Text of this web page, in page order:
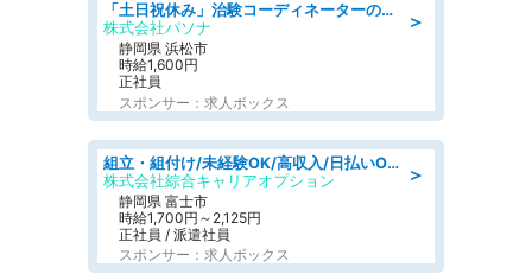
＞
「土日祝休み」治験コーディネーターのお仕事/未経験OK
株式会社パソナ
静岡県 浜松市
時給1,600円
正社員
スポンサー：求人ボックス
＞
組立・組付け/未経験OK/高収入/日払いOK/交替制/20・30・40代活躍中
株式会社綜合キャリアオプション
静岡県 富士市
時給1,700円～2,125円
正社員 / 派遣社員
スポンサー：求人ボックス